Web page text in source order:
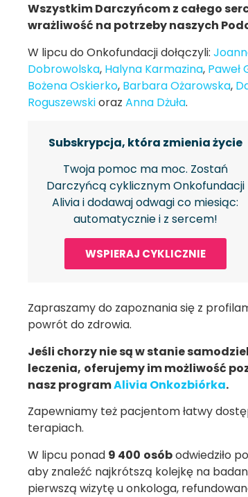
Wszystkim Darczyńcom z całego
wrażliwość na potrzeby naszych
W lipcu do Onkofundacji dołączyli:
Dobrowolska, Halyna Karmazina, Paweł
Bożena Oskierko, Barbara Ożarowska,
Roguszewskioraz Anna Dżuła.
Subskrypcja, która zmienia życie
Twoja pomoc ma moc. Zostań
Darczyńcą cyklicznym Onkofundacji
Alivia i dodawaj odwagi co miesiąc:
automatycznie i z sercem!
WSPIERAJ CYKLICZNIE
Zapraszamy do zapoznania się z
powrót do zdrowia.
Jeśli chorzy nie są w stanie
leczenia, oferujemy im możliwość
nasz programAlivia Onkozbiórka.
Zapewniamy też pacjentom łatwy
terapiach.
W lipcu ponad 9 400 osóbodwiedziło
aby znaleźć najkrótszą kolejkę na
pierwszą wizytę u onkologa,